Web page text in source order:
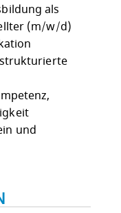
als
(m/w/d)
und